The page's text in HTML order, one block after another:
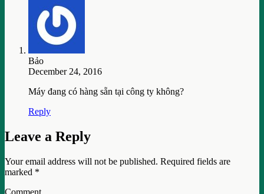
Bảo
December 24, 2016
Máy đang có hàng sẵn tại công ty không?
Reply
Leave a Reply
Your email address will not be published. Required fields are
marked *